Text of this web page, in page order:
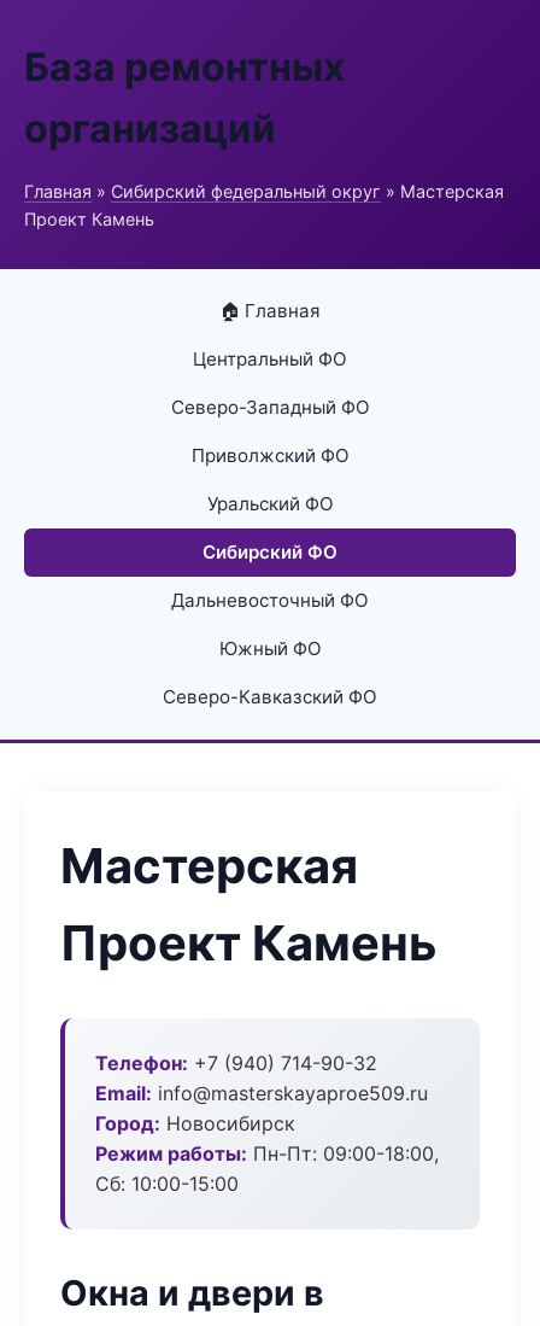
База ремонтных
организаций
Главная » Сибирский федеральный округ » Мастерская
Проект Камень
🏠 Главная
Центральный ФО
Северо-Западный ФО
Приволжский ФО
Уральский ФО
Сибирский ФО
Дальневосточный ФО
Южный ФО
Северо-Кавказский ФО
Мастерская
Проект Камень
Телефон: +7 (940) 714-90-32
Email: info@masterskayaproe509.ru
Город: Новосибирск
Режим работы: Пн-Пт: 09:00-18:00,
Сб: 10:00-15:00
Окна и двери в